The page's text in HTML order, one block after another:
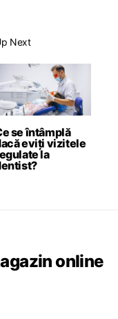
Next
se întâmplă
eviți vizitele
la
online